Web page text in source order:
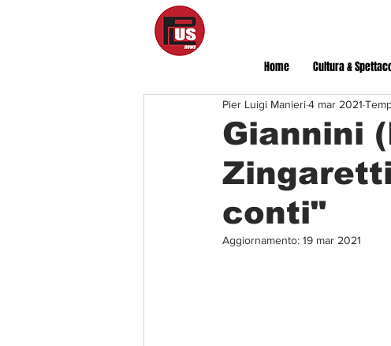
Home Cultura &
Giannini
conti"
Pier Luigi Manieri4 mar 2021
Aggiornamento: 19 mar 2021